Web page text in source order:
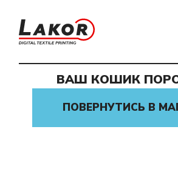
Нічого не
ВАШ КОШИК
ПОВЕРНУТИСЬ В